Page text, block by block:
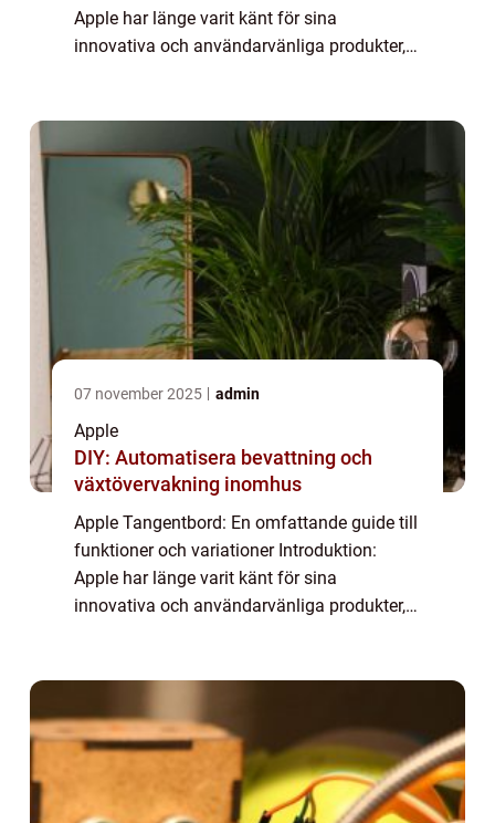
Apple har länge varit känt för sina
innovativa och användarvänliga produkter,
07 november 2025 admin
Apple
DIY: Automatisera bevattning och
växtövervakning inomhus
Apple Tangentbord: En omfattande guide till
funktioner och variationer Introduktion:
Apple har länge varit känt för sina
innovativa och användarvänliga produkter,